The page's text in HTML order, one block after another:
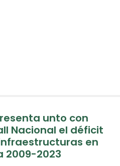
unto con
Nacional el déficit
en
2009-2023